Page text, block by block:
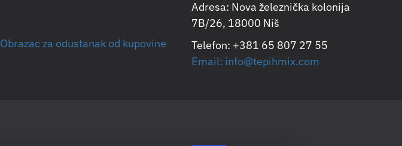
Obrazac za odustanak od kupovine
Adresa: Nova železnička kolonija
7B/26, 18000 Niš
Telefon: +381 65 807 27 55
Email: info@tepihmix.com